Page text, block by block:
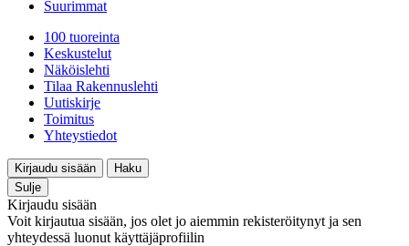
Suurimmat
100 tuoreinta
Keskustelut
Näköislehti
Tilaa Rakennuslehti
Uutiskirje
Toimitus
Yhteystiedot
Kirjaudu sisään
Haku
Sulje
Kirjaudu sisään
Voit kirjautua sisään, jos olet jo aiemmin rekisteröitynyt ja sen
yhteydessä luonut käyttäjäprofiilin